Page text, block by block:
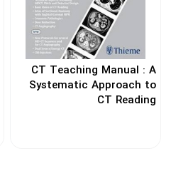
CT Teaching Manual : A
Systematic Approach to
CT Reading